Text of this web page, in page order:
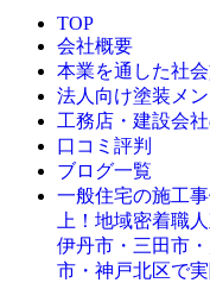
TOP
会社概要
本業を通した社
法人向け塗装メ
工務店・建設会
口コミ評判
ブログ一覧
一般住宅の施工事
上！地域密着職
伊丹市・三田市
市・神戸北区で